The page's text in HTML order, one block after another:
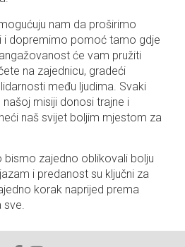
nam da proširimo
i dopremimo pomoć tamo gdje
će vam pružiti
na zajednicu, gradeći
među ljudima. Svaki
misiji donosi trajne i
naš svijet boljim mjestom za
bismo zajedno oblikovali bolju
i predanost su ključni za
korak naprijed prema
sve.